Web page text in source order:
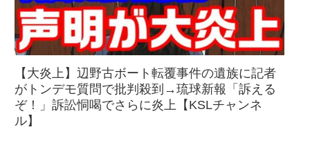
【大炎上】辺野古ボート転覆事件の遺族に記者
がトンデモ質問で批判殺到→琉球新報「訴える
ぞ！」訴訟恫喝でさらに炎上【KSLチャンネ
ル】